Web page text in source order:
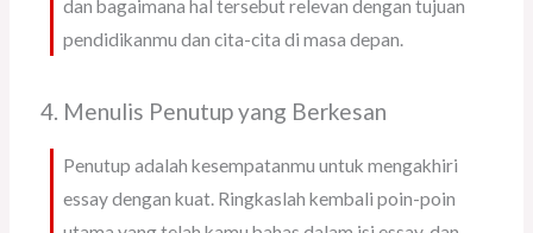
dan bagaimana hal tersebut relevan dengan tujuan
pendidikanmu dan cita-cita di masa depan.
4. Menulis Penutup yang Berkesan
Penutup adalah kesempatanmu untuk mengakhiri
essay dengan kuat. Ringkaslah kembali poin-poin